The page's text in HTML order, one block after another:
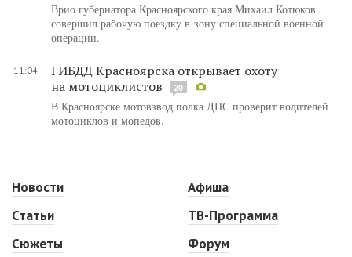
Врио губернатора Красноярского края Михаил Котюков
совершил рабочую поездку в зону специальной военной
операции.
11:04
ГИБДД Красноярска открывает охоту
на мотоциклистов
20
В Красноярске мотовзвод полка ДПС проверит водителей
мотоциклов и мопедов.
Новости
Статьи
Сюжеты
Афиша
ТВ-Программа
Форум